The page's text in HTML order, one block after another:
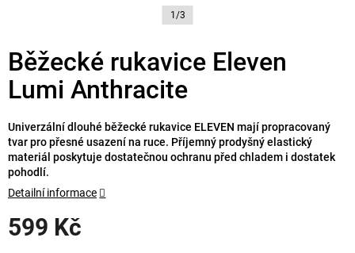
1/3
Běžecké rukavice Eleven
Lumi Anthracite
599 Kč
Univerzální dlouhé běžecké rukavice ELEVEN mají propracovaný
tvar pro přesné usazení na ruce. Příjemný prodyšný elastický
materiál poskytuje dostatečnou ochranu před chladem i dostatek
pohodlí.
Detailní informace